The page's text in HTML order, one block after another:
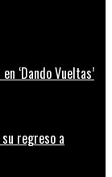
‘Dando Vueltas’
regreso a